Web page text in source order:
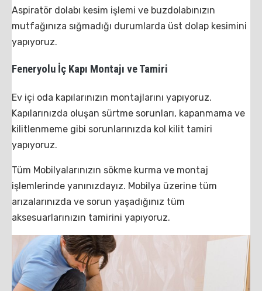
Aspiratör dolabı kesim işlemi ve buzdolabınızın
mutfağınıza sığmadığı durumlarda üst dolap kesimini
yapıyoruz.
Feneryolu İç Kapı Montajı ve Tamiri
Ev içi oda kapılarınızın montajlarını yapıyoruz.
Kapılarınızda oluşan sürtme sorunları, kapanmama ve
kilitlenmeme gibi sorunlarınızda kol kilit tamiri
yapıyoruz.
Tüm Mobilyalarınızın sökme kurma ve montaj
işlemlerinde yanınızdayız. Mobilya üzerine tüm
arızalarınızda ve sorun yaşadığınız tüm
aksesuarlarınızın tamirini yapıyoruz.